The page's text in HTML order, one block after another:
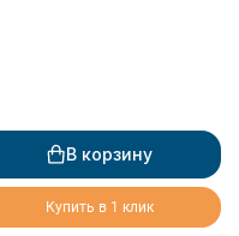
В корзину
Купить в 1 клик